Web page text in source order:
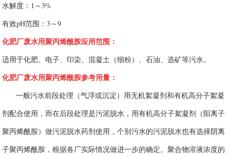
水解度：1～3%
有效pH范围：3～9
化肥厂废水用聚丙烯酰胺应用范围：
适用于化肥、电子、印染、混凝土（细粉）、石油、选矿等污水。
化肥厂废水用聚丙烯酰胺参考用量：
一般污水前段处理（气浮或沉淀）用无机絮凝剂和有机高分子絮凝
剂配合使用，而在后段处理是污泥脱水，用有机高分子絮凝剂（阳离子
聚丙烯酰胺）做污泥脱水药剂使用，个别污水的污泥脱水也有选择阴离
子聚丙烯酰胺，根据各厂实际情况做进一步的确定。聚合物溶液浓度的